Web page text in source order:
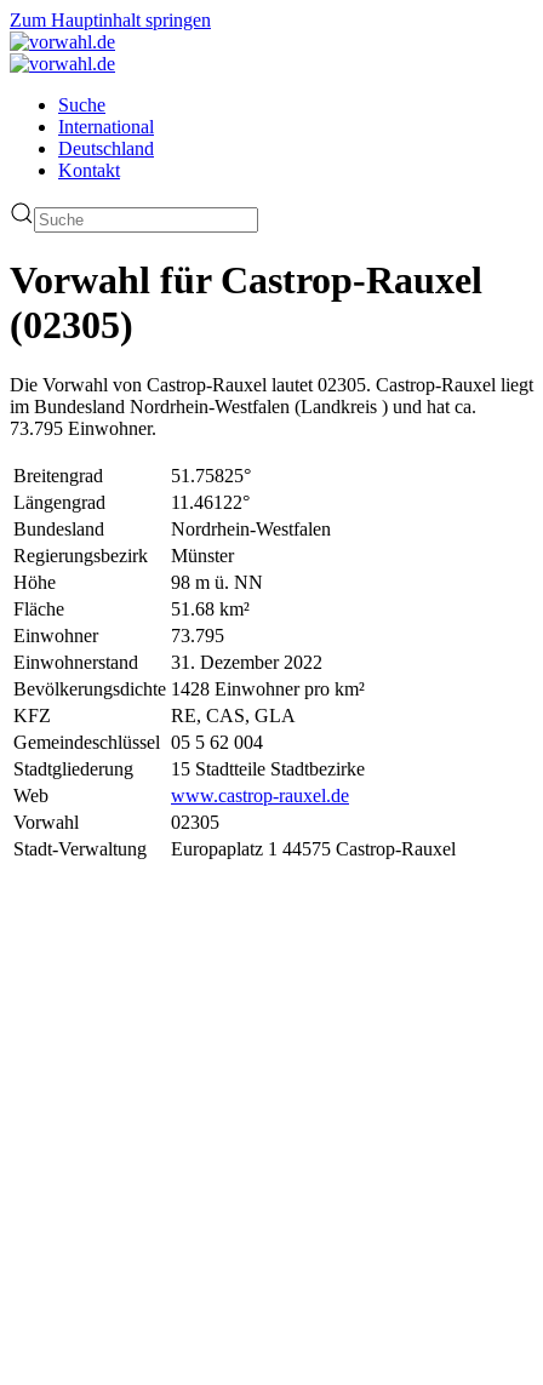
Zum Hauptinhalt springen
Suche
International
Deutschland
Kontakt
Vorwahl für Castrop-Rauxel
(02305)
Die Vorwahl von Castrop-Rauxel lautet 02305. Castrop-Rauxel liegt
im Bundesland Nordrhein-Westfalen (Landkreis ) und hat ca.
73.795 Einwohner.
Breitengrad
51.75825°
Längengrad
11.46122°
Bundesland
Nordrhein-Westfalen
Regierungsbezirk
Münster
Höhe
98 m ü. NN
Fläche
51.68 km²
Einwohner
73.795
Einwohnerstand
31. Dezember 2022
Bevölkerungsdichte 1428 Einwohner pro km²
KFZ
RE, CAS, GLA
Gemeindeschlüssel 05 5 62 004
Stadtgliederung
15 Stadtteile Stadtbezirke
Web
www.castrop-rauxel.de
Vorwahl
02305
Stadt-Verwaltung
Europaplatz 1 44575 Castrop-Rauxel